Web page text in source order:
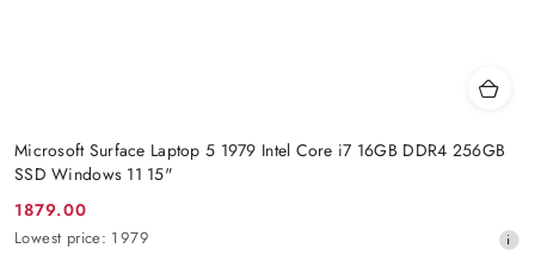
Microsoft Surface Laptop 5 1979 Intel Core i7 16GB DDR4 256GB
SSD Windows 11 15"
Promotion
price:
1879.00
Lowest
Lowest price: 1979